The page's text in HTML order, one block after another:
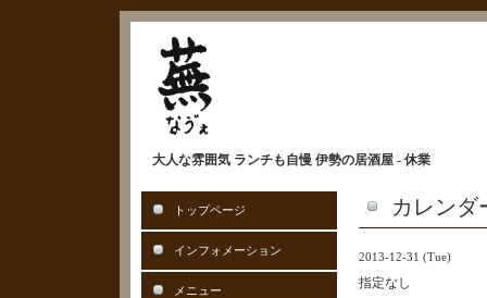
大人な雰囲気 ランチも自慢 伊勢の居酒屋 - 休業
カレンダ
2013-12-31 (Tue)
指定なし
トップページ
インフォメーション
メニュー